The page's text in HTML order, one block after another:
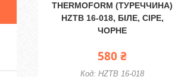
THERMOFORM (ТУРЕЧЧИНА)
HZTB 16-018, БІЛЕ, СІРЕ,
ЧОРНЕ
580 ₴
HZTB 16-018